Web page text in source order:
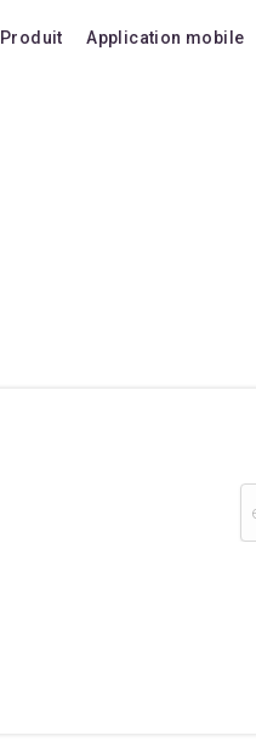
Produit Application mobile